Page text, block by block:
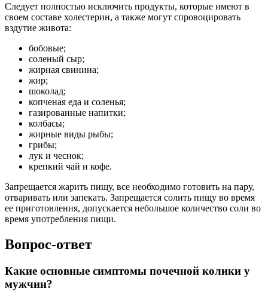
Следует полностью исключить продукты, которые имеют в
своем составе холестерин, а также могут спровоцировать
вздутие живота:
бобовые;
соленый сыр;
жирная свинина;
жир;
шоколад;
копченая еда и соленья;
газированные напитки;
колбасы;
жирные виды рыбы;
грибы;
лук и чеснок;
крепкий чай и кофе.
Запрещается жарить пищу, все необходимо готовить на пару,
отваривать или запекать. Запрещается солить пищу во время
ее приготовления, допускается небольшое количество соли во
время употребления пищи.
Вопрос-ответ
Какие основные симптомы почечной колики у
мужчин?